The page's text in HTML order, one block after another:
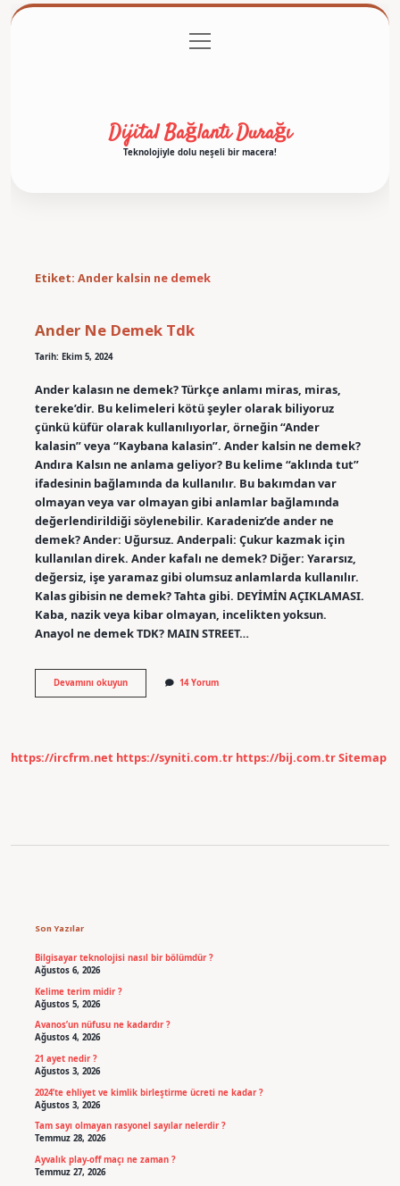
Gizlilik Politikası
menüyü
aç
Dijital Bağlantı Durağı
Teknolojiyle dolu neşeli bir macera!
Etiket: Ander kalsin ne demek
Ander Ne Demek Tdk
Tarih: Ekim 5, 2024
Ander kalasın ne demek? Türkçe anlamı miras, miras,
tereke’dir. Bu kelimeleri kötü şeyler olarak biliyoruz
çünkü küfür olarak kullanılıyorlar, örneğin “Ander
kalasin” veya “Kaybana kalasin”. Ander kalsin ne demek?
Andıra Kalsın ne anlama geliyor? Bu kelime “aklında tut”
ifadesinin bağlamında da kullanılır. Bu bakımdan var
olmayan veya var olmayan gibi anlamlar bağlamında
değerlendirildiği söylenebilir. Karadeniz’de ander ne
demek? Ander: Uğursuz. Anderpali: Çukur kazmak için
kullanılan direk. Ander kafalı ne demek? Diğer: Yararsız,
değersiz, işe yaramaz gibi olumsuz anlamlarda kullanılır.
Kalas gibisin ne demek? Tahta gibi. DEYİMİN AÇIKLAMASI.
Kaba, nazik veya kibar olmayan, incelikten yoksun.
Anayol ne demek TDK? MAIN STREET…
Devamını okuyunAnder
Ne
14 Yorum
https://ircfrm.net https://syniti.com.tr https://bij.com.trSitemap
Son Yazılar
Bilgisayar teknolojisi nasıl bir bölümdür ?
Ağustos 6, 2026
Kelime terim midir ?
Ağustos 5, 2026
Avanos’un nüfusu ne kadardır ?
Ağustos 4, 2026
21 ayet nedir ?
Ağustos 3, 2026
2024’te ehliyet ve kimlik birleştirme ücreti ne kadar ?
Ağustos 3, 2026
Tam sayı olmayan rasyonel sayılar nelerdir ?
Temmuz 28, 2026
Ayvalık play-off maçı ne zaman ?
Temmuz 27, 2026